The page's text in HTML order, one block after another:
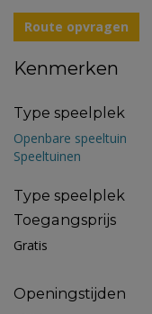
Route opvragen
Kenmerken
Type speelplek
Openbare speeltuin
Speeltuinen
Type speelplek
Toegangsprijs
Gratis
Openingstijden